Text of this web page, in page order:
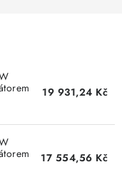
19 931,24 Kč
17 554,56 Kč